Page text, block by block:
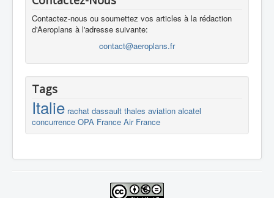
Contactez-nous ou soumettez vos articles à la rédaction
d'Aeroplans à l'adresse suivante:
contact@aeroplans.fr
Tags
Italie rachat dassault thales aviation alcatel
concurrence OPA France Air France